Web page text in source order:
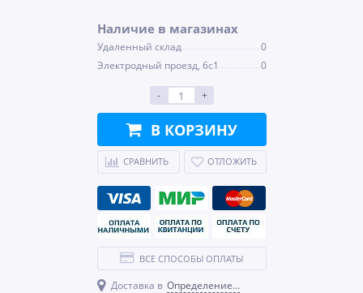
Наличие в магазинах
Удаленный склад
0
Электродный проезд, 6с1
0
- +
В КОРЗИНУ
СРАВНИТЬ ОТЛОЖИТЬ
ВСЕ СПОСОБЫ ОПЛАТЫ
Доставка в Определение...